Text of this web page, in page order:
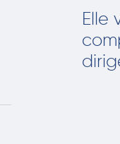
Elle